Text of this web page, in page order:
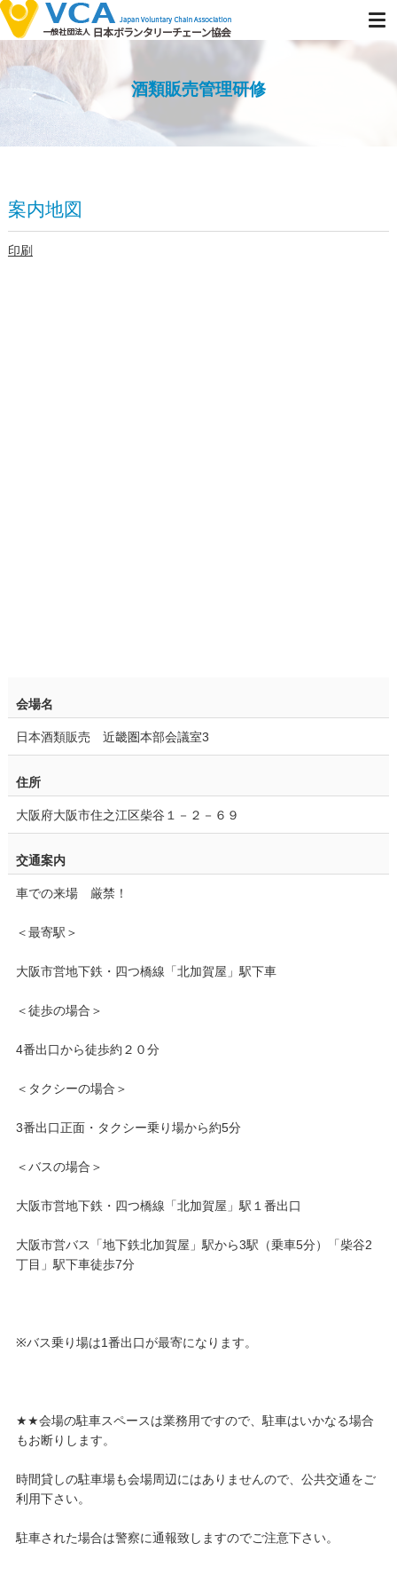
酒類販売管理研修
案内地図
印刷
会場名
日本酒類販売 近畿圏本部会議室3
住所
大阪府大阪市住之江区柴谷１－２－６９
交通案内
車での来場 厳禁！
＜最寄駅＞
大阪市営地下鉄・四つ橋線「北加賀屋」駅下車
＜徒歩の場合＞
4番出口から徒歩約２０分
＜タクシーの場合＞
3番出口正面・タクシー乗り場から約5分
＜バスの場合＞
大阪市営地下鉄・四つ橋線「北加賀屋」駅１番出口
大阪市営バス「地下鉄北加賀屋」駅から3駅（乗車5分）「柴谷2
丁目」駅下車徒歩7分
※バス乗り場は1番出口が最寄になります。
★★会場の駐車スペースは業務用ですので、駐車はいかなる場合
もお断りします。
時間貸しの駐車場も会場周辺にはありませんので、公共交通をご
利用下さい。
駐車された場合は警察に通報致しますのでご注意下さい。